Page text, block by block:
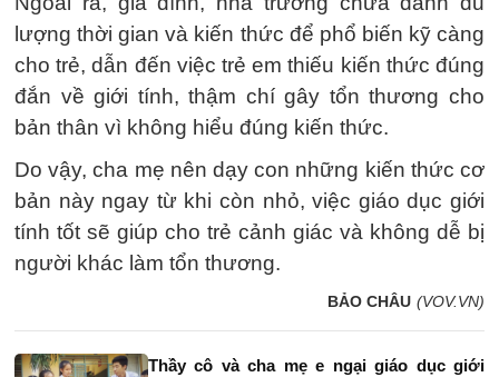
lượng thời gian và kiến thức để phổ biến kỹ càng
cho trẻ, dẫn đến việc trẻ em thiếu kiến ​​thức đúng
đắn về giới tính, thậm chí gây tổn thương cho
bản thân vì không hiểu đúng kiến ​​thức.
Do vậy, cha mẹ nên dạy con những kiến thức cơ
bản này ngay từ khi còn nhỏ, việc giáo dục giới
tính tốt sẽ giúp cho trẻ cảnh giác và không dễ bị
người khác làm tổn thương.
BẢO CHÂU (VOV.VN)
Thầy cô và cha mẹ e ngại giáo dục giới